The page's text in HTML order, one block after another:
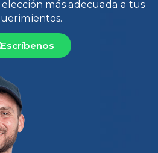
Escríbenos